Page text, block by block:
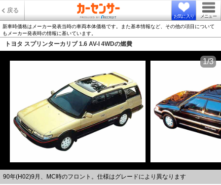
戻る
お気に入り メニュー
新車時価格はメーカー発表当時の車両本体価格です。また基本情報など、その他の項目について
もメーカー発表時の情報に基いています。
トヨタ スプリンターカリブ 1.6 AV-I 4WDの燃費
90年(H02)9月、MC時のフロント。仕様はグレードにより異なります
1/3